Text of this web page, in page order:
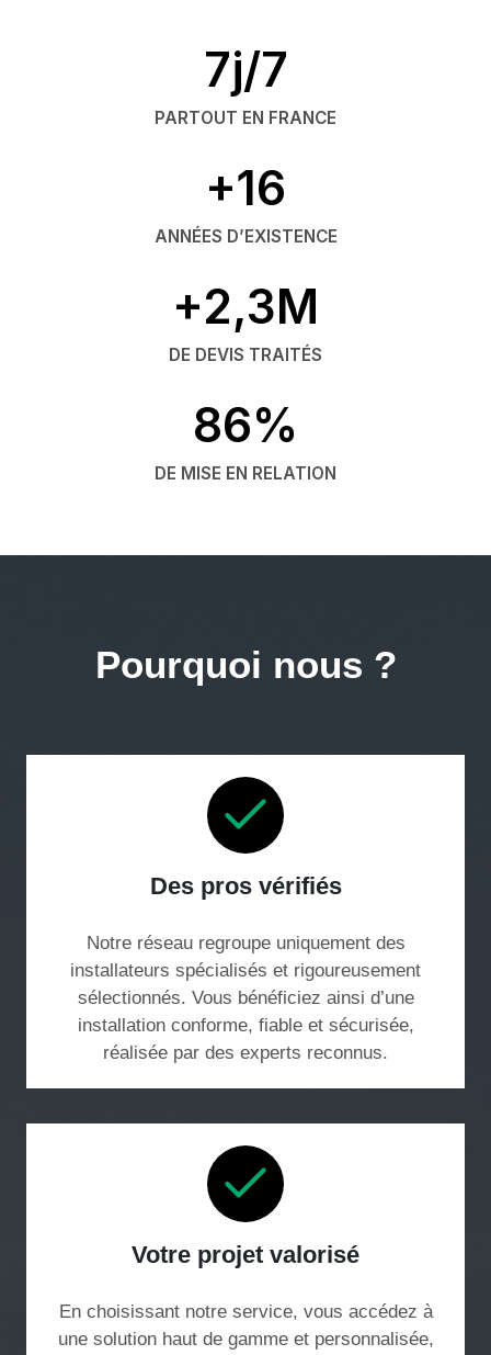
7j/7
PARTOUT EN FRANCE
+16
ANNÉES D’EXISTENCE
+2,3M
DE DEVIS TRAITÉS
86%
DE MISE EN RELATION
Pourquoi nous ?
Des pros vérifiés
Notre réseau regroupe uniquement des
installateurs spécialisés et rigoureusement
sélectionnés. Vous bénéficiez ainsi d’une
installation conforme, fiable et sécurisée,
réalisée par des experts reconnus.
Votre projet valorisé
En choisissant notre service, vous accédez à
une solution haut de gamme et personnalisée,